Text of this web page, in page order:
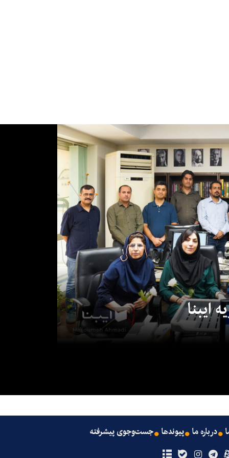
ایبنا
درباره ما پیوندها جست‌وجوی پیشرفته